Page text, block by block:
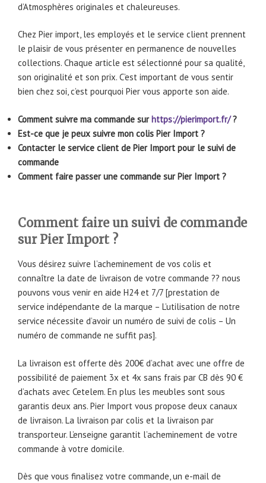
d’Atmosphères originales et chaleureuses.
Chez Pier import, les employés et le service client prennent
le plaisir de vous présenter en permanence de nouvelles
collections. Chaque article est sélectionné pour sa qualité,
son originalité et son prix. C’est important de vous sentir
bien chez soi, c’est pourquoi Pier vous apporte son aide.
Comment suivre ma commande surhttps://pierimport.fr/?
Est-ce que je peux suivre mon colis Pier Import ?
Contacter le service client de Pier Import pour le suivi de
commande
Comment faire passer une commande sur Pier Import ?
Comment faire un suivi de commande
sur Pier Import ?
Vous désirez suivre l’acheminement de vos colis et
connaître la date de livraison de votre commande ?? nous
pouvons vous venir en aide H24 et 7/7 [prestation de
service indépendante de la marque – L’utilisation de notre
service nécessite d’avoir un numéro de suivi de colis – Un
numéro de commande ne suffit pas].
La livraison est offerte dès 200€ d’achat avec une offre de
possibilité de paiement 3x et 4x sans frais par CB dès 90 €
d’achats avec Cetelem. En plus les meubles sont sous
garantis deux ans. Pier Import vous propose deux canaux
de livraison. La livraison par colis et la livraison par
transporteur. L’enseigne garantit l’acheminement de votre
commande à votre domicile.
Dès que vous finalisez votre commande, un e-mail de